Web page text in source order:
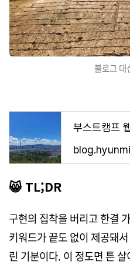
블로그 대
😸 TL;DR
구현의 집착을 버리고 한결
키워드가 끝도 없이 제공돼
린 기분이다. 이 정도면 튼